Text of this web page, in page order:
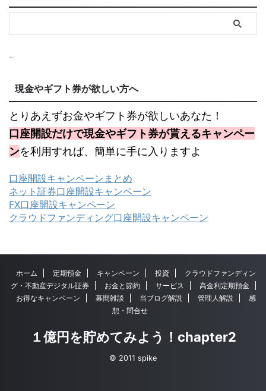
現金やギフト券が欲しい方へ
とりあえずお金やギフト券が欲しいあなた！
口座開設だけで現金やギフト券が貰えるキャンペー
ンを利用すれば、簡単に手に入りますよ
口座開設キャンペーンまとめ
ネット証券口座開設キャンペーン
FX口座開設キャンペーン
クラウドファンディング口座開設キャンペーン
ホーム 定期預金 キャンペーン 投資
クラウドファンディン
グ・不動産デジタル証券
お金と節約 サービス
高金利定期預金
お得なキャンペーン
幕間雑談 当ブログ解説 管理人解説
感
想・問合せ
１億円を貯めてみよう！chapter2
© 2011 spike